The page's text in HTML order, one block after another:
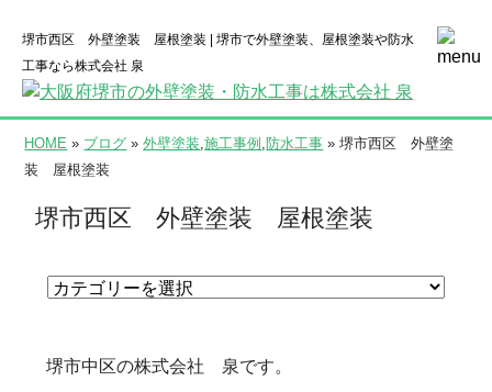
堺市西区 外壁塗装 屋根塗装 | 堺市で外壁塗装、屋根塗装や防水
工事なら株式会社 泉
HOME » ブログ »外壁塗装,施工事例 ,防水工事 » 堺市西区 外壁塗
装 屋根塗装
堺市西区 外壁塗装 屋根塗装
堺市中区の株式会社 泉です。